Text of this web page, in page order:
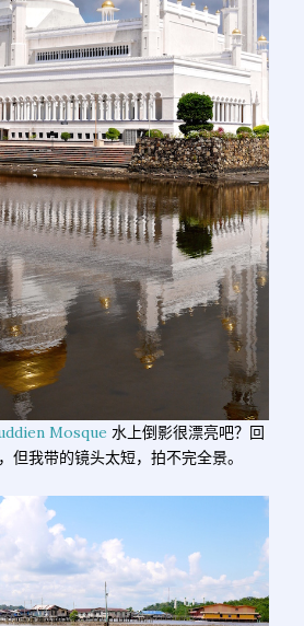
Mosque 水上倒影很漂亮吧？回
但我带的镜头太短，拍不完全景。